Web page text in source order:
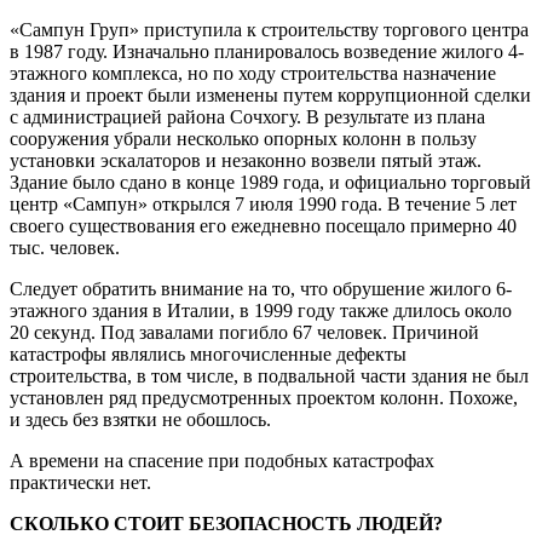
«Сампун Груп» приступила к строительству торгового центра
в 1987 году. Изначально планировалось возведение жилого 4-
этажного комплекса, но по ходу строительства назначение
здания и проект были изменены путем коррупционной сделки
с администрацией района Сочхогу. В результате из плана
сооружения убрали несколько опорных колонн в пользу
установки эскалаторов и незаконно возвели пятый этаж.
Здание было сдано в конце 1989 года, и официально торговый
центр «Сампун» открылся 7 июля 1990 года. В течение 5 лет
своего существования его ежедневно посещало примерно 40
тыс. человек.
Следует обратить внимание на то, что обрушение жилого 6-
этажного здания в Италии, в 1999 году также длилось около
20 секунд. Под завалами погибло 67 человек. Причиной
катастрофы являлись многочисленные дефекты
строительства, в том числе, в подвальной части здания не был
установлен ряд предусмотренных проектом колонн. Похоже,
и здесь без взятки не обошлось.
А времени на спасение при подобных катастрофах
практически нет.
СКОЛЬКО СТОИТ БЕЗОПАСНОСТЬ ЛЮДЕЙ?